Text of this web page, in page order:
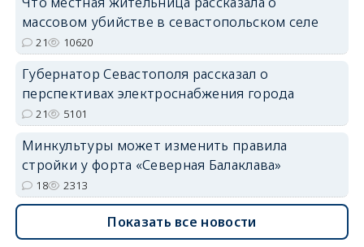
массовом убийстве в севастопольском селе
21 10620
Губернатор Севастополя рассказал о
перспективах электроснабжения города
21 5101
Минкультуры может изменить правила
стройки у форта «Северная Балаклава»
18 2313
Показать все новости